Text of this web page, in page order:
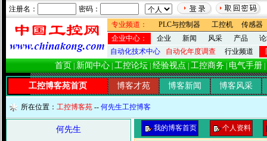
注册名：
密码：
专业频道：
PLC与控制器 工控机
传感器
企业中心：
企业 新闻 风采 产品
自动化技术中心
自动化年度调查 行业频道
首页 新闻中心 工控论坛 经验视点 工控商务 电气手册
工控博客苑首页 博客才苑 博客新闻 博客风采
所在位置： 工控博客苑 -- 何先生工控博客
何先生 我的博客首页 个人资料